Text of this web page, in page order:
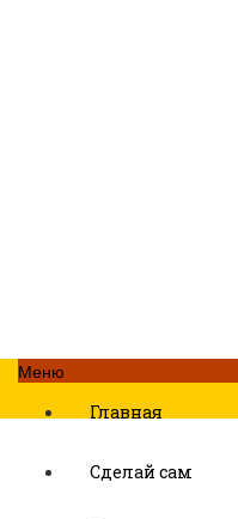
Меню
Главная
Сделай сам